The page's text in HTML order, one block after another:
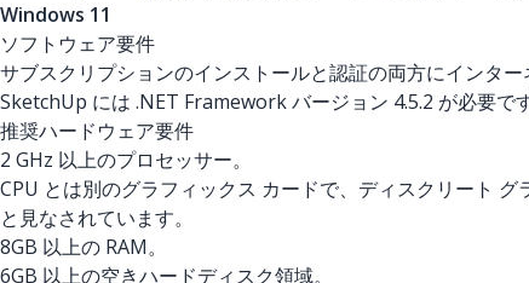
Windows 11
ソフトウェア要件
サブスクリプションのインストールと認証の両方にインタ
SketchUp には .NET Framework バージョン 4.5.2 が必要で
推奨ハードウェア要件
2 GHz 以上のプロセッサー。
CPU とは別のグラフィックス カードで、ディスクリート
と見なされています。
8GB 以上の RAM。
6GB 以上の空きハードディスク領域。